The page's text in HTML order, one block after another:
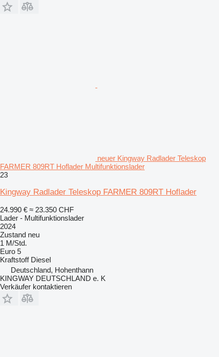
neuer Kingway Radlader Teleskop
FARMER 809RT Hoflader Multifunktionslader
23
Kingway Radlader Teleskop FARMER 809RT Hoflader
24.990 € ≈ 23.350 CHF
Lader - Multifunktionslader
2024
Zustand neu
1 M/Std.
Euro 5
Kraftstoff Diesel
Deutschland, Hohenthann
KINGWAY DEUTSCHLAND e. K
Verkäufer kontaktieren